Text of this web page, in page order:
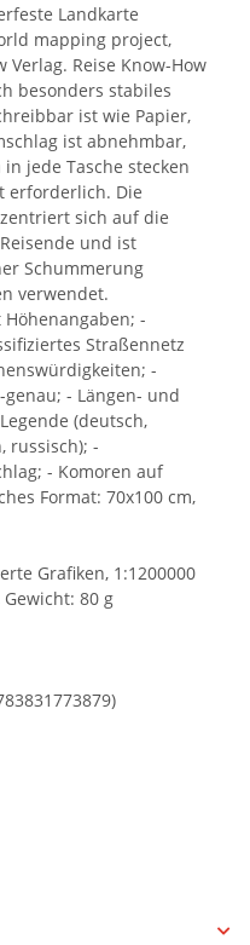
Landkarte
mapping project,
Verlag. Reise Know-How
besonders stabiles
ist wie Papier,
ist abnehmbar,
jede Tasche stecken
erforderlich. Die
sich auf die
und ist
Schummerung
verwendet.
-
Straßennetz
-
- Längen- und
(deutsch,
russisch); -
- Komoren auf
Format: 70x100 cm,
Grafiken, 1:1200000
Gewicht: 80 g